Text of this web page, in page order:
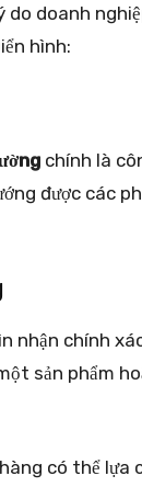
doanh
hình:
chính là
được các
nhận chính
sản phẩm
có thể lựa